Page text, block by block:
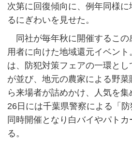
次第に回復傾向に、例年同様
るにぎわいを見せた。
同社が毎年秋に開催するこの
用者に向けた地域還元イベント
は、防犯対策フェアの一環と
が並び、地元の農家による野
ら来場者が詰めかけ、人気を
26日には千葉県警察による「
同時開催となり白バイやパト
る。